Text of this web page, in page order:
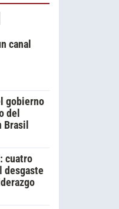
canal
gobierno
del
cuatro
desgaste